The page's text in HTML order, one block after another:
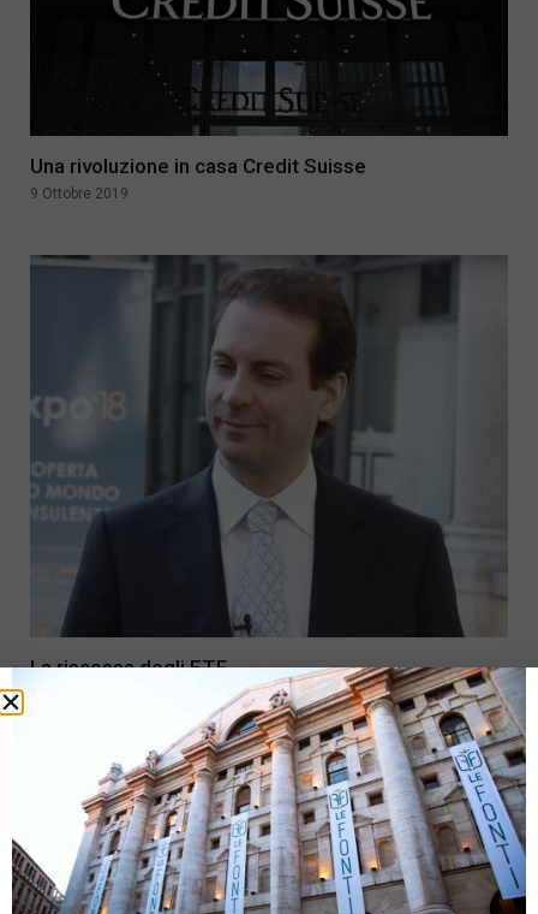
Una rivoluzione in casa Credit Suisse
9 Ottobre 2019
La riscossa degli ETF